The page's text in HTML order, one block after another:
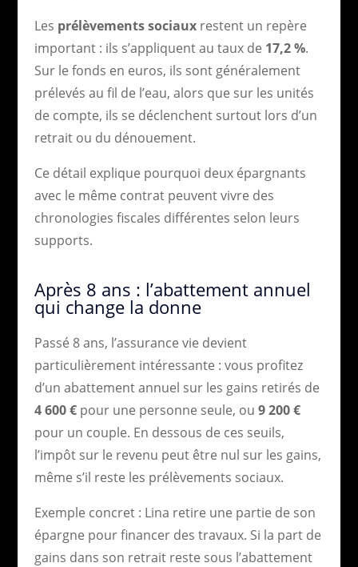
Les prélèvements sociauxrestent un repère
important : ils s’appliquent au taux de 17,2 %.
Sur le fonds en euros, ils sont généralement
prélevés au fil de l’eau, alors que sur les unités
de compte, ils se déclenchent surtout lors d’un
retrait ou du dénouement.
Ce détail explique pourquoi deux épargnants
avec le même contrat peuvent vivre des
chronologies fiscales différentes selon leurs
supports.
Après 8 ans : l’abattement annuel
qui change la donne
Passé 8 ans, l’assurance vie devient
particulièrement intéressante : vous profitez
d’un abattement annuel sur les gains retirés de
4 600 €pour une personne seule, ou 9 200 €
pour un couple. En dessous de ces seuils,
l’impôt sur le revenu peut être nul sur les gains,
même s’il reste les prélèvements sociaux.
Exemple concret : Lina retire une partie de son
épargne pour financer des travaux. Si la part de
gains dans son retrait reste sous l’abattement